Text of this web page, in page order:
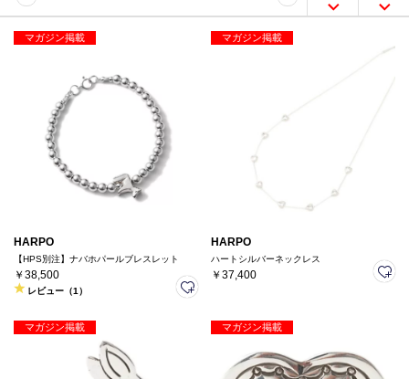
マガジン掲載
HARPO
【HPS別注】ナバホパールブレスレット
￥38,500
レビュー（1）
マガジン掲載
HARPO
ハートシルバーネックレス
￥37,400
マガジン掲載 マガジン掲載